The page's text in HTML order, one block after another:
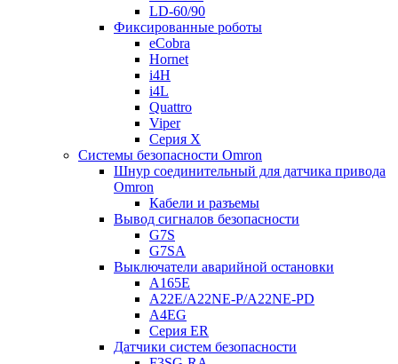
LD-60/90
Фиксированные роботы
eCobra
Hornet
i4H
i4L
Quattro
Viper
Серия X
Системы безопасности Omron
Шнур соединительный для датчика привода
Omron
Кабели и разъемы
Вывод сигналов безопасности
G7S
G7SA
Выключатели аварийной остановки
A165E
A22E/A22NE-P/A22NE-PD
A4EG
Серия ER
Датчики систем безопасности